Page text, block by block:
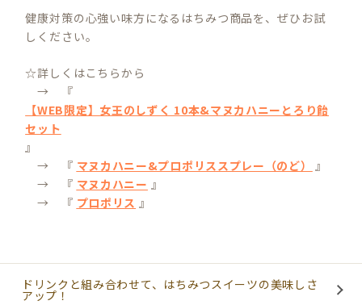
健康対策の心強い味方になるはちみつ商品を、ぜひお試
しください。
☆詳しくはこちらから
→ 『
【WEB限定】女王のしずく 10本&マヌカハニーとろり飴
セット
』
→ 『 マヌカハニー&プロポリススプレー（のど）
』
→ 『 マヌカハニー 』
→ 『 プロポリス 』
ドリンクと組み合わせて、はちみつスイーツの美味しさ
アップ！